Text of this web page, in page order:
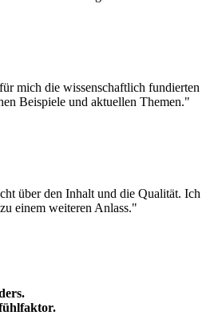
mich die wissenschaftlich fundierten
Beispiele und aktuellen Themen."
über den Inhalt und die Qualität. Ich
einem weiteren Anlass."
.